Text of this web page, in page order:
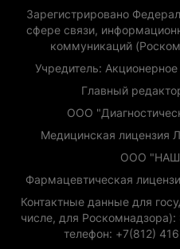
Зарегистрировано
сфере связи,
коммуникаций
Учредитель:
Главный
ООО
Медицинская лицензия
ООО
Фармацевтическая
Контактные данные для
числе, для
телефон: +7(812)